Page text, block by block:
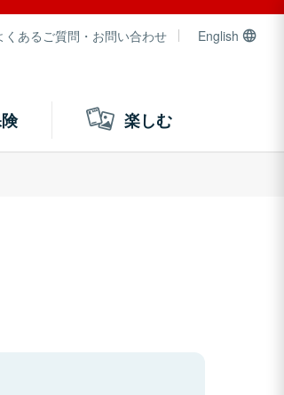
くあるご質問・お問い合わせ English
楽しむ